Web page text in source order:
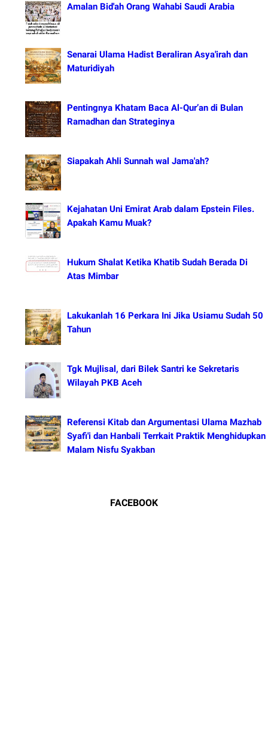
Amalan Bid'ah Orang Wahabi Saudi Arabia
Senarai Ulama Hadist Beraliran Asya'irah dan
Maturidiyah
Pentingnya Khatam Baca Al-Qur’an di Bulan
Ramadhan dan Strateginya
Siapakah Ahli Sunnah wal Jama'ah?
Kejahatan Uni Emirat Arab dalam Epstein Files.
Apakah Kamu Muak?
Hukum Shalat Ketika Khatib Sudah Berada Di
Atas Mimbar
Lakukanlah 16 Perkara Ini Jika Usiamu Sudah 50
Tahun
Tgk Mujlisal, dari Bilek Santri ke Sekretaris
Wilayah PKB Aceh
Referensi Kitab dan Argumentasi Ulama Mazhab
Syafi'i dan Hanbali Terrkait Praktik Menghidupkan
Malam Nisfu Syakban
FACEBOOK